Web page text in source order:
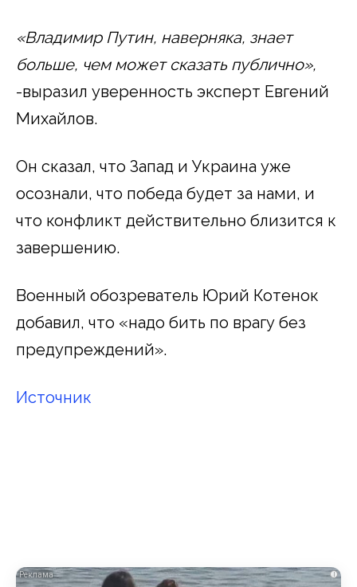
«Владимир Путин, наверняка, знает
больше, чем может сказать публично»,
-выразил уверенность эксперт Евгений
Михайлов.
Он сказал, что Запад и Украина уже
осознали, что победа будет за нами, и
что конфликт действительно близится к
завершению.
Военный обозреватель Юрий Котенок
добавил, что «надо бить по врагу без
предупреждений».
Источник
i